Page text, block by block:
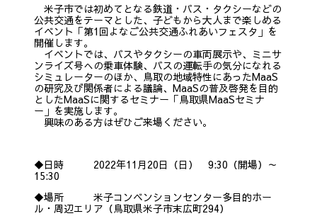
米子市では初めてとなる鉄道・バス・タクシーなどの
公共交通をテーマとした、子どもから大人まで楽しめる
イベント「第1回よなご公共交通ふれあいフェスタ」を
開催します。
イベントでは、バスやタクシーの車両展示や、ミニサ
ンライズ号への乗車体験、バスの運転手の気分になれる
シミュレーターのほか、鳥取の地域特性にあったMaaS
の研究及び関係者による議論、MaaSの普及啓発を目的
としたMaaSに関するセミナー「鳥取県MaaSセミナ
ー」を実施します。
興味のある方はぜひご来場ください。
◆日時 2022年11月20日（日） 9:30（開場）～
15:30
◆場所 米子コンベンションセンター多目的ホー
ル・周辺エリア（鳥取県米子市末広町294）